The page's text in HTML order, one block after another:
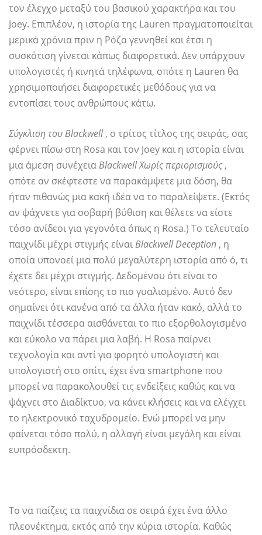
τον έλεγχο μεταξύ του βασικού χαρακτήρα και του
Joey. Επιπλέον, η ιστορία της Lauren πραγματοποιείται
μερικά χρόνια πριν η Ρόζα γεννηθεί και έτσι η
συσκότιση γίνεται κάπως διαφορετικά. Δεν υπάρχουν
υπολογιστές ή κινητά τηλέφωνα, οπότε η Lauren θα
χρησιμοποιήσει διαφορετικές μεθόδους για να
εντοπίσει τους ανθρώπους κάτω.
Σύγκλιση του Blackwell, ο τρίτος τίτλος της σειράς, σας
φέρνει πίσω στη Rosa και τον Joey και η ιστορία είναι
μια άμεση συνέχειαBlackwell Χωρίς περιορισμούς ,
οπότε αν σκέφτεστε να παρακάμψετε μια δόση, θα
ήταν πιθανώς μια κακή ιδέα να το παραλείψετε. (Εκτός
αν ψάχνετε για σοβαρή βύθιση και θέλετε να είστε
τόσο ανίδεοι για γεγονότα όπως η Rosa.) Το τελευταίο
παιχνίδι μέχρι στιγμής είναιBlackwell Deception , η
οποία υπονοεί μια πολύ μεγαλύτερη ιστορία από ό, τι
έχετε δει μέχρι στιγμής. Δεδομένου ότι είναι το
νεότερο, είναι επίσης το πιο γυαλισμένο. Αυτό δεν
σημαίνει ότι κανένα από τα άλλα ήταν κακό, αλλά το
παιχνίδι τέσσερα αισθάνεται το πιο εξορθολογισμένο
και εύκολο να πάρει μια λαβή. Η Rosa παίρνει
τεχνολογία και αντί για φορητό υπολογιστή και
υπολογιστή στο σπίτι, έχει ένα smartphone που
μπορεί να παρακολουθεί τις ενδείξεις καθώς και να
ψάχνει στο Διαδίκτυο, να κάνει κλήσεις και να ελέγχει
το ηλεκτρονικό ταχυδρομείο. Ενώ μπορεί να μην
φαίνεται τόσο πολύ, η αλλαγή είναι μεγάλη και είναι
ευπρόσδεκτη.
Το να παίζεις τα παιχνίδια σε σειρά έχει ένα άλλο
πλεονέκτημα, εκτός από την κύρια ιστορία. Καθώς